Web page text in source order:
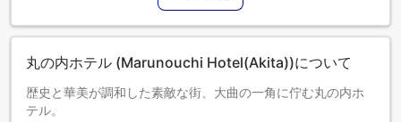
丸の内ホテル (Marunouchi Hotel(Akita))について
歴史と華美が調和した素敵な街、大曲の一角に佇む丸の内ホ
テル。